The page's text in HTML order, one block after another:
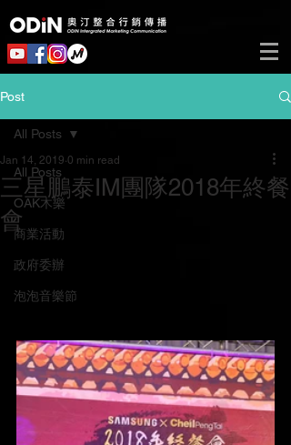
Post
All Posts
OAK木樂
商業活動
政府委辦
泡泡音樂節
All Posts
三星鵬泰IM團隊2018年終餐
會
Jan 14, 2019 0 min read